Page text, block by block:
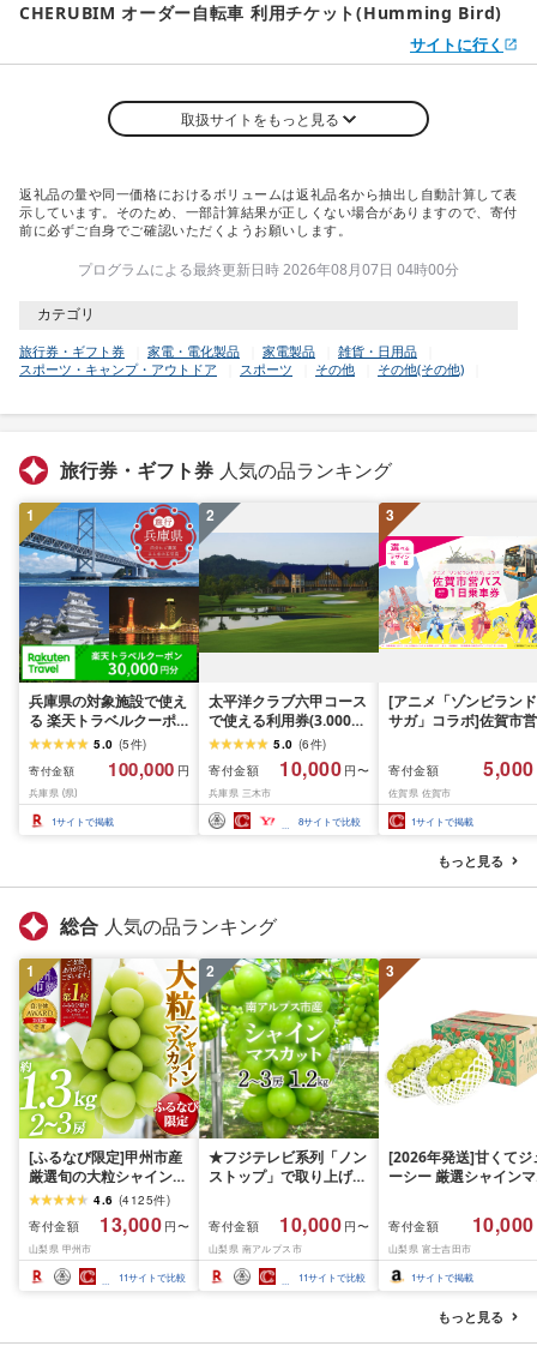
CHERUBIM オーダー自転車 利用チケット(Humming Bird)
サイトに行く
取扱サイトをもっと見る
返礼品の量や同一価格におけるボリュームは返礼品名から抽出し自動計算して表
示しています。そのため、一部計算結果が正しくない場合がありますので、寄付
前に必ずご自身でご確認いただくようお願いします。
プログラムによる最終更新日時 2026年08月07日 04時00分
カテゴリ
旅行券・ギフト券 家電・電化製品 家電製品
雑貨・日用品
スポーツ・キャンプ・アウトドア
スポーツ その他 その他(その他)
旅行券・ギフト券 人気の品ランキング
1
兵庫県の対象施設で使え
る 楽天トラベルクーポ
ン 寄附額100,000円
(30,000円クーポン) 兵庫
関西 寄付額 100,000円
旅行 宿泊 ホテル 旅館 チ
ケット クーポン 30000
泊券 rakuten
5.0 (5件)
寄付金額 100,000 円
兵庫県 (県)
1サイトで掲載
2
太平洋クラブ六甲コース
で使える利用券(3.000円
分)
5.0 (6件)
寄付金額
10,000 円〜
兵庫県 三木市
8サイトで比較
3
[アニメ「ゾンビランド
サガ」コラボ]佐賀市営
寄付金額 5,000
佐賀県 佐賀市
1サイトで掲載
もっと見る
総合 人気の品ランキング
1
[ふるなび限定]甲州市産
厳選旬の大粒シャインマ
スカット 約1.3kg 2〜3
房[2026年発送]
(MG)B12-472 FN-
Limited-VO シャインマ
スカット フルーツ
4.6 (4125件)
寄付金額
13,000 円〜
山梨県 甲州市
11サイトで比較
2
★フジテレビ系列「ノン
ストップ」で取り上げら
先行予約]南アルプス市
産シャインマスカット
1.2kg以上(2〜3房)ふる
さと納税 おすすめ 山梨
県 南アルプス市 送料無
寄付金額 10,000 円〜
山梨県 南アルプス市
11サイトで比較
3
[2026年発送]甘くてジ
ーシー 厳選シャインマ
月前半(1〜15日)から
月下旬までの発送) フ
ーツ ぶどう 果物 山梨
産 2026 旬 大粒 高級
寄付金額 10,000
山梨県 富士吉田市
1サイトで掲載
もっと見る